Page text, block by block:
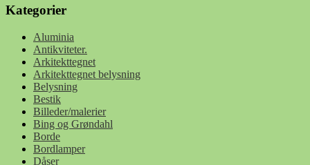
Kategorier
Aluminia
Antikviteter.
Arkitekttegnet
Arkitekttegnet belysning
Belysning
Bestik
Billeder/malerier
Bing og Grøndahl
Borde
Bordlamper
Dåser